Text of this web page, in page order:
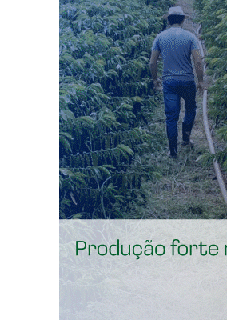
Também é preciso se enquadrar em
condições previstas pelo programa,
ensino médio integralmente em
estudado em escola privada com
parcial, ter feito parte da formação
parte em escola privada, ser pessoa
ser professor da rede pública em
vaga em licenciatura ou pedagogia.
rede pública que concorrem nessas
exigência de limite de renda.
As bolsas integrais são destinadas a
renda familiar bruta mensal de até
por pessoa. Para as bolsas parciais,
salários mínimos por pessoa. A
conta a melhor média obtida pelo
considerando a edição de 2024 ou